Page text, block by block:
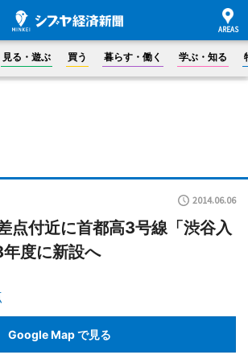
見る・遊ぶ 買う 暮らす・働く 学ぶ・知る
2014.06.06
点付近に首都高3号線「渋谷入
度に新設へ
Google Map で見る